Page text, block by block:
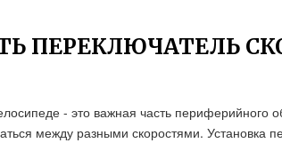
ПЕРЕКЛЮЧАТЕЛЬ
- это важная часть периферийного
между разными скоростями. Установка